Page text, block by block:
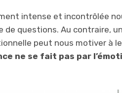
intense et incontrôlée
de questions. Au contraire,
peut nous motiver à
ne se fait pas par